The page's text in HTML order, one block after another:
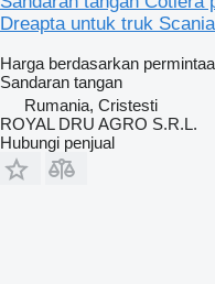
Dreapta untuk truk
Harga berdasarkan
Sandaran tangan
Rumania, Cristesti
ROYAL DRU AGRO S.R.L.
Hubungi penjual